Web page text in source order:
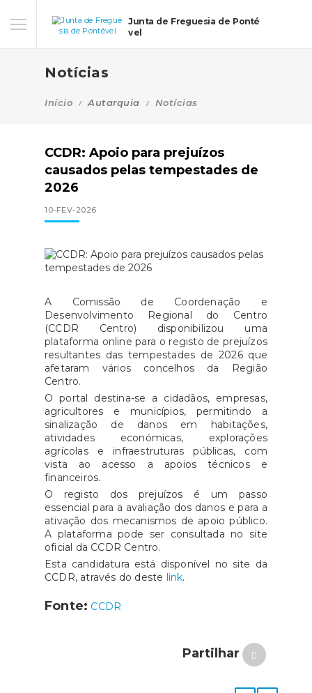
Junta de Freguesia de Ponté
vel
Notícias
Início Autarquia Notícias
CCDR: Apoio para prejuízos
causados pelas tempestades de
2026
10-FEV-2026
A Comissão de Coordenação e
Desenvolvimento Regional do Centro
(CCDR Centro) disponibilizou uma
plataforma online para o registo de prejuízos
resultantes das tempestades de 2026 que
afetaram vários concelhos da Região
Centro.
O portal destina-se a cidadãos, empresas,
agricultores e municípios, permitindo a
sinalização de danos em habitações,
atividades económicas, explorações
agrícolas e infraestruturas públicas, com
vista ao acesso a apoios técnicos e
financeiros.
O registo dos prejuízos é um passo
essencial para a avaliação dos danos e para a
ativação dos mecanismos de apoio público.
A plataforma pode ser consultada no site
oficial da CCDR Centro.
Esta candidatura está disponível no site da
CCDR, através do deste link.
Fonte: CCDR
Partilhar